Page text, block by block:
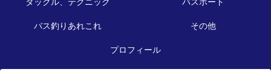
バス釣りあれこれ その他
プロフィール